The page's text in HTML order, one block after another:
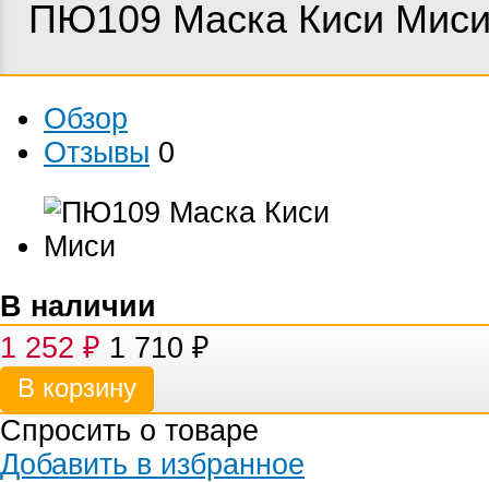
ПЮ109 Маска Киси
Обзор
Отзывы 0
В наличии
1 252 ₽ 1 710 ₽
Спросить о товаре
Добавить в избранное